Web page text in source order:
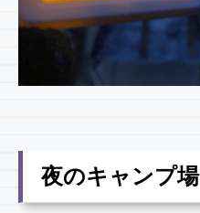
夜のキャンプ場